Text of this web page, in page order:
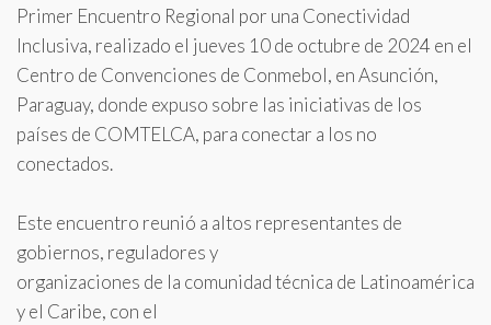
Primer Encuentro Regional por una Conectividad
Inclusiva, realizado el jueves 10 de octubre de 2024 en el
Centro de Convenciones de Conmebol, en Asunción,
Paraguay, donde expuso sobre las iniciativas de los
países de COMTELCA, para conectar a los no
conectados.
Este encuentro reunió a altos representantes de
gobiernos, reguladores y
organizaciones de la comunidad técnica de Latinoamérica
y el Caribe, con el